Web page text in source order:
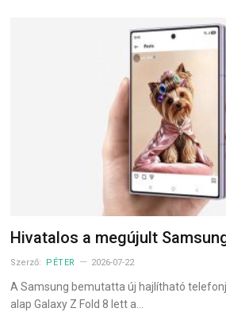
Hivatalos a megújult
Szerző: PÉTER 2026-07-22
A Samsung bemutatta új hajlítható
alap Galaxy Z Fold 8 lett a…